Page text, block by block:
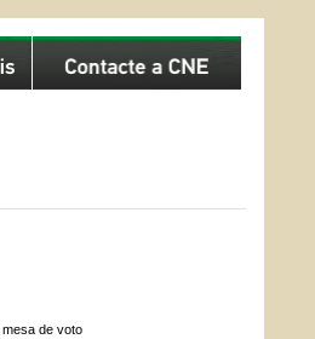
de voto